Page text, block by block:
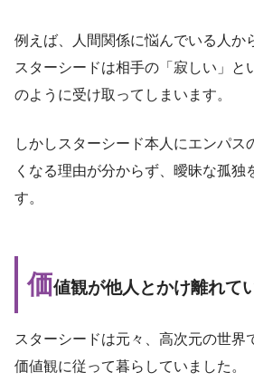
例えば、人間関係に悩んでいる人か
スターシードは相手の「寂しい」と
のように受け取ってしまいます。
しかしスターシード本人にエンパス
くなる理由が分からず、曖昧な孤独
す。
価値観が他人とかけ離れて
スターシードは元々、高次元の世界
価値観に従って暮らしていました。